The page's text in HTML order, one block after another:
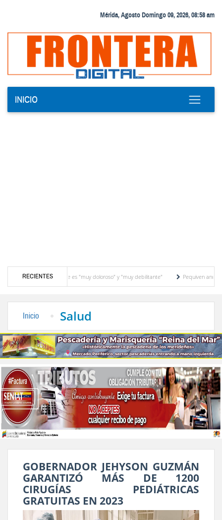
Mérida, Agosto Domingo 09, 2026, 08:58 am
INICIO
RECIENTES
padre es "muy doloroso" y "muy debilitante"
Pequiven anuncia "plan de
Inicio Salud
GOBERNADOR JEHYSON GUZMÁN
GARANTIZÓ MÁS DE 1200
CIRUGÍAS PEDIÁTRICAS
GRATUITAS EN 2023